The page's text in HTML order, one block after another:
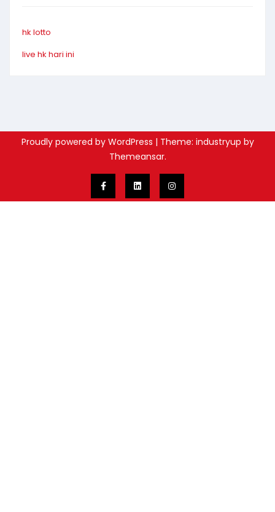
hk lotto
live hk hari ini
Proudly powered by WordPress | Theme: industryup by
Themeansar.